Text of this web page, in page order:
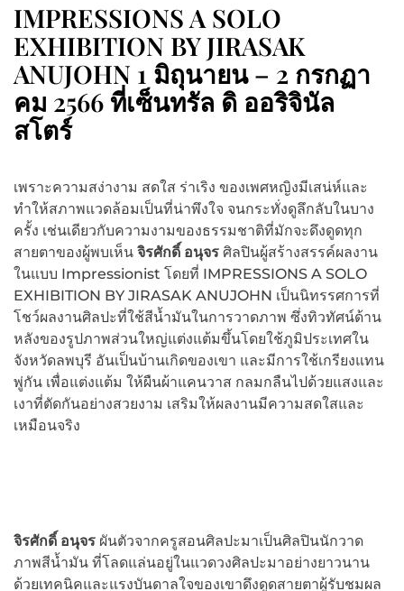
IMPRESSIONS A SOLO
EXHIBITION BY JIRASAK
ANUJOHN 1 มิถุนายน – 2 กรกฏา
คม 2566 ที่เซ็นทรัล ดิ ออริจินัล
สโตร์
เพราะความสง่างาม สดใส ร่าเริง ของเพศหญิงมีเสน่ห์และ
ทำให้สภาพแวดล้อมเป็นที่น่าพึงใจ จนกระทั่งดูลึกลับในบาง
ครั้ง เช่นเดียวกับความงามของธรรมชาติที่มักจะดึงดูดทุก
สายตาของผู้พบเห็น จิรศักดิ์ อนุจร ศิลปินผู้สร้างสรรค์ผลงาน
ในแบบ Impressionist โดยที่ IMPRESSIONS A SOLO
EXHIBITION BY JIRASAK ANUJOHN เป็นนิทรรศการที่
โชว์ผลงานศิลปะที่ใช้สีน้ำมันในการวาดภาพ ซึ่งทิวทัศน์ด้าน
หลังของรูปภาพส่วนใหญ่แต่งแต้มขึ้นโดยใช้ภูมิประเทศใน
จังหวัดลพบุรี อันเป็นบ้านเกิดของเขา และมีการใช้เกรียงแทน
พู่กัน เพื่อแต่งแต้ม ให้ผืนผ้าแคนวาส กลมกลืนไปด้วยแสงและ
เงาที่ตัดกันอย่างสวยงาม เสริมให้ผลงานมีความสดใสและ
เหมือนจริง
จิรศักดิ์ อนุจร ผันตัวจากครูสอนศิลปะมาเป็นศิลปินนักวาด
ภาพสีน้ำมัน ที่โลดแล่นอยู่ในแวดวงศิลปะมาอย่างยาวนาน
ด้วยเทคนิคและแรงบันดาลใจของเขาดึงดูดสายตาผู้รับชมผล